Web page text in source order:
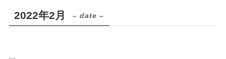
2022年2月 – date –